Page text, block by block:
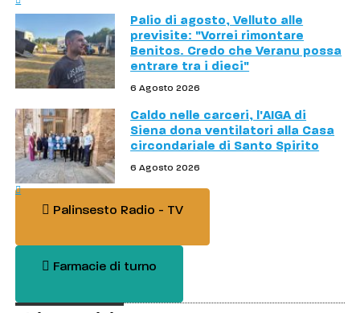
Palio di agosto, Velluto alle
previsite: "Vorrei rimontare
Benitos. Credo che Veranu possa
entrare tra i dieci"
6 Agosto 2026
Caldo nelle carceri, l'AIGA di
Siena dona ventilatori alla Casa
circondariale di Santo Spirito
6 Agosto 2026
Palinsesto Radio - TV
Farmacie di turno